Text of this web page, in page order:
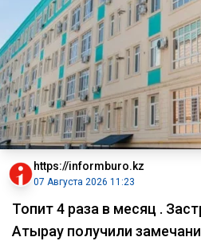
https://informburo.kz
07 Августа 2026 11:23
Топит 4 раза в месяц .
Атырау получили